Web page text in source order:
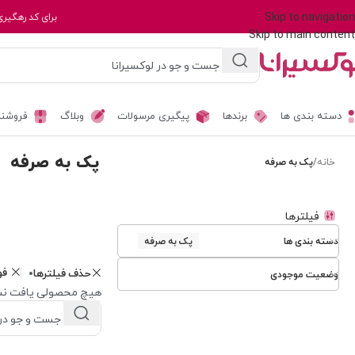
Skip to navigation
Skip to main content
برای کد
دسته بندی ها برندها پیگیری مرسولات وبلاگ
خانه/پک به صرفه پک به صرفه
فیلترها
دسته بندی ها پک به صرفه
وضعیت موجودی حذف فیلترها
هیچ محصولی یافت